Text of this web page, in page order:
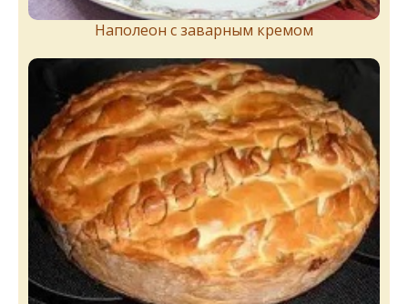
Наполеон с заварным кремом